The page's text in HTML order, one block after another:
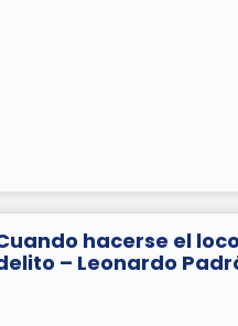
hacerse el
– Leonardo